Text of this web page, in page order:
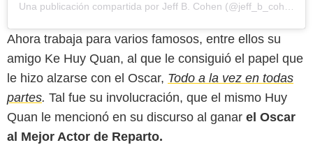
Una publicación compartida por Jeff B. Cohen (@jeff_b_cohen)
Ahora trabaja para varios famosos, entre ellos su
amigo Ke Huy Quan, al que le consiguió el papel que
le hizo alzarse con el Oscar, Todo a la vez en todas
partes. Tal fue su involucración, que el mismo Huy
Quan le mencionó en su discurso al ganar el Oscar
al Mejor Actor de Reparto.